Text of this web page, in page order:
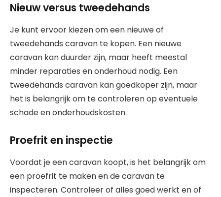
Nieuw versus tweedehands
Je kunt ervoor kiezen om een nieuwe of
tweedehands caravan te kopen. Een nieuwe
caravan kan duurder zijn, maar heeft meestal
minder reparaties en onderhoud nodig. Een
tweedehands caravan kan goedkoper zijn, maar
het is belangrijk om te controleren op eventuele
schade en onderhoudskosten.
Proefrit en inspectie
Voordat je een caravan koopt, is het belangrijk om
een proefrit te maken en de caravan te
inspecteren. Controleer of alles goed werkt en of